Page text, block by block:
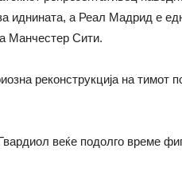
иднината, а Реал Мадрид е
Манчестер Сити.
реконструкција на тимот
веќе подолго време